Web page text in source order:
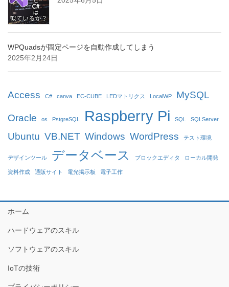
WPQuadsが固定ページを自動作成してしまう
2025年2月24日
Access C# canva EC-CUBE LEDマトリクス LocalWP MySQL
Oracle os PstgreSQL Raspberry Pi SQL SQLServer
Ubuntu VB.NET Windows WordPress テスト環境
デザインツール データベース ブロックエディタ ローカル開発
資料作成 通販サイト 電光掲示板 電子工作
ホーム
ハードウェアのスキル
ソフトウェアのスキル
IoTの技術